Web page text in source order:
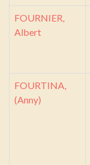
FOURNIER,
Albert
FOURTINA,
(Anny)